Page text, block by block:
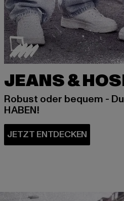
JEANS &
Robust oder bequem -
HABEN!